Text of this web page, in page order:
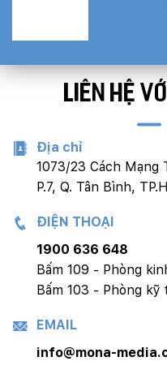
LIÊN HỆ
Địa chỉ
1073/23 Cách Mạng
P.7, Q. Tân Bình,
ĐIỆN THOẠI
1900 636 648
Bấm 109 - Phòng
Bấm 103 - Phòng kỹ
EMAIL
info@mona-